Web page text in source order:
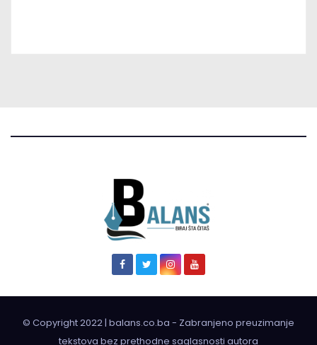
© Copyright 2022 | balans.co.ba - Zabranjeno preuzimanje
tekstova bez prethodne saglasnosti autora